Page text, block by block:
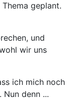
geplant.
und
wir uns
ich mich noch
denn ...